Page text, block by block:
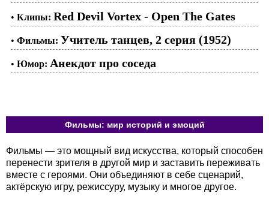
• Клипы: Red Devil Vortex - Open The Gates
• Фильмы: Учитель танцев, 2 серия (1952)
• Юмор: Анекдот про соседа
Фильмы: мир историй и эмоций
Фильмы — это мощный вид искусства, который способен
перенести зрителя в другой мир и заставить переживать
вместе с героями. Они объединяют в себе сценарий,
актёрскую игру, режиссуру, музыку и многое другое.